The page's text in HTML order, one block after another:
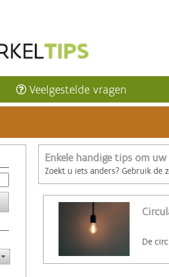
Veelgestelde vragen
Enkele handige tips om
Zoekt u iets anders? Gebruik de